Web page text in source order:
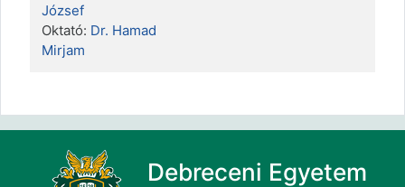
József
Oktató: Dr. Hamad
Mirjam
Debreceni Egyetem